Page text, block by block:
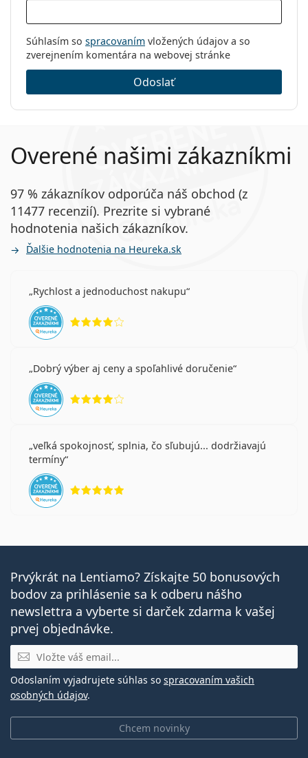
Súhlasím so spracovaním vložených údajov a so
zverejnením komentára na webovej stránke
Odoslať
Overené našimi zákazníkmi
97 % zákazníkov odporúča náš obchod (z
11477 recenzií). Prezrite si vybrané
hodnotenia našich zákazníkov.
Ďalšie hodnotenia na Heureka.sk
Rychlost a jednoduchost nakupu
Dobrý výber aj ceny a spoľahlivé doručenie
veľká spokojnosť, splnia, čo sľubujú... dodržiavajú
termíny
Prvýkrát na Lentiamo? Získajte 50 bonusových
bodov za prihlásenie sa k odberu nášho
newslettra a vyberte si darček zdarma k vašej
prvej objednávke.
E-mail
Chcem novinky
Odoslaním vyjadrujete súhlas so spracovaním vašich
osobných údajov.